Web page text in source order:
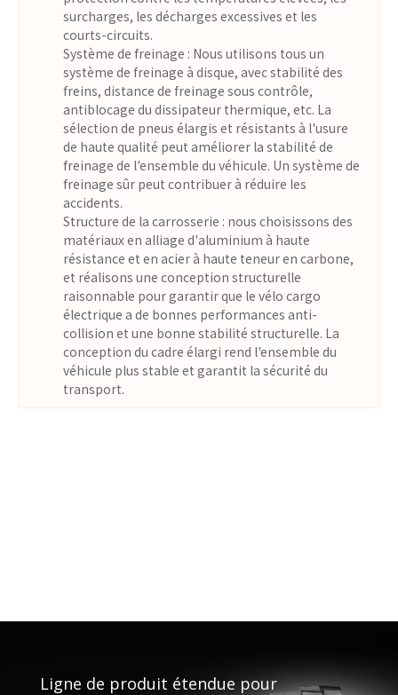
surcharges, les décharges excessives et les
courts-circuits.
Système de freinage : Nous utilisons tous un
système de freinage à disque, avec stabilité des
freins, distance de freinage sous contrôle,
antiblocage du dissipateur thermique, etc. La
sélection de pneus élargis et résistants à l'usure
de haute qualité peut améliorer la stabilité de
freinage de l'ensemble du véhicule. Un système de
freinage sûr peut contribuer à réduire les
accidents.
Structure de la carrosserie : nous choisissons des
matériaux en alliage d'aluminium à haute
résistance et en acier à haute teneur en carbone,
et réalisons une conception structurelle
raisonnable pour garantir que le vélo cargo
électrique a de bonnes performances anti-
collision et une bonne stabilité structurelle. La
conception du cadre élargi rend l'ensemble du
véhicule plus stable et garantit la sécurité du
transport.
Ligne de produit étendue pour